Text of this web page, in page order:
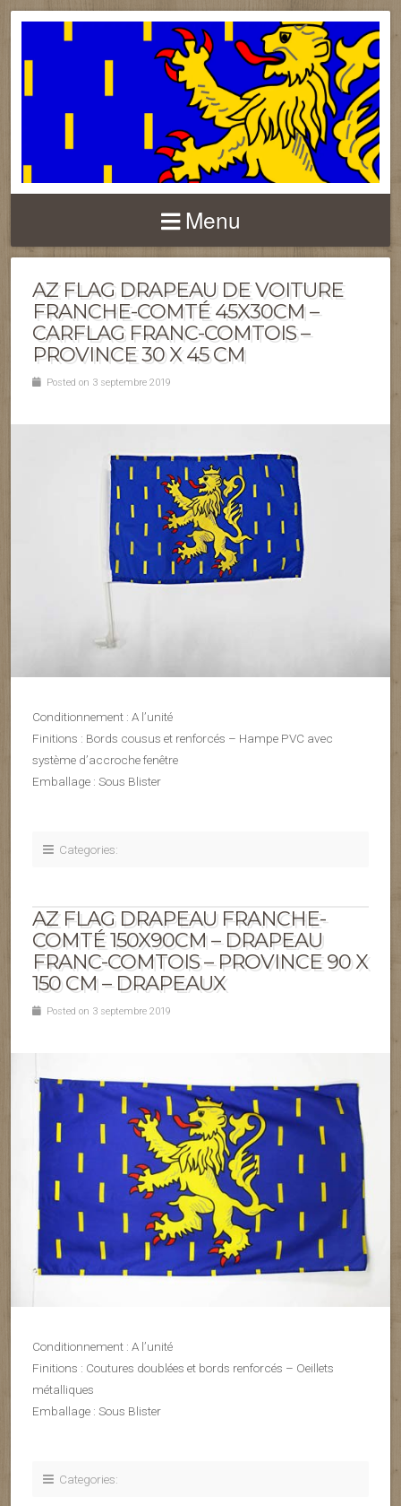
FRANCHE-COMTÉ
Menu
AZ FLAG DRAPEAU DE VOITURE
FRANCHE-COMTÉ 45X30CM –
CARFLAG FRANC-COMTOIS –
PROVINCE 30 X 45 CM
Posted on 3 septembre 2019
Conditionnement : A l’unité
Finitions : Bords cousus et renforcés – Hampe PVC avec
système d’accroche fenêtre
Emballage : Sous Blister
Categories:
AZ FLAG DRAPEAU FRANCHE-
COMTÉ 150X90CM – DRAPEAU
FRANC-COMTOIS – PROVINCE 90 X
150 CM – DRAPEAUX
Posted on 3 septembre 2019
Conditionnement : A l’unité
Finitions : Coutures doublées et bords renforcés – Oeillets
métalliques
Emballage : Sous Blister
Categories: